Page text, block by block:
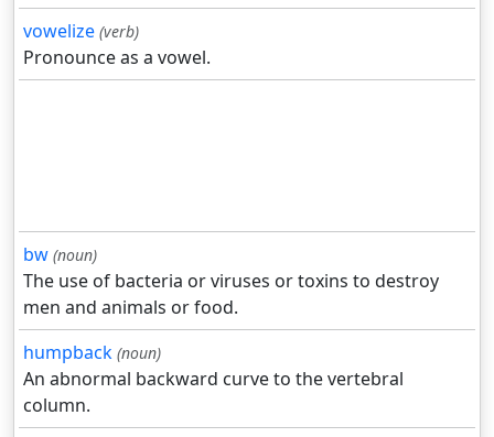
vowelize (verb)
Pronounce as a vowel.
bw (noun)
The use of bacteria or viruses or toxins to destroy
men and animals or food.
humpback (noun)
An abnormal backward curve to the vertebral
column.